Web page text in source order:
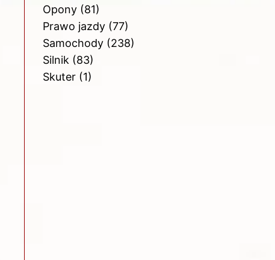
Opony(81)
Prawo jazdy(77)
Samochody(238)
Silnik(83)
Skuter(1)